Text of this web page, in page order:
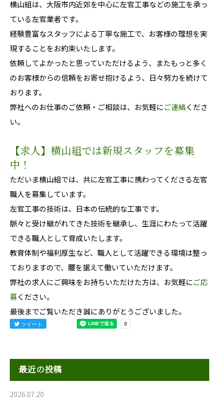
横山組は、大阪市内近郊を中心に左官工事などの施工を承っ
ている左官業者です。
経験豊富なスタッフによる丁寧な施工で、お客様の理想を実
現することをお約束いたします。
依頼してよかったと思っていただけるよう、またもっと多く
のお客様からの信頼をお寄せ抱けるよう、日々努力を続けて
おります。
弊社へのお仕事のご依頼・ご相談は、お気軽にご連絡くださ
い。
【求人】横山組では新規スタッフを募集
中！
ただいま横山組では、共に左官工事に携わってくださる左官
職人を募集しています。
左官工事の技術は、日本の伝統的な工事です。
脈々と受け継がれてきた技術を継承し、生涯にわたって活躍
できる職人として育成いたします。
教育体制や福利厚生など、職人として活躍できる環境は整っ
ておりますので、腰を据えて働いていただけます。
弊社の求人にご興味をお持ちいただけた方は、お気軽にご応
募ください。
最後までご覧いただき誠にありがとうございました。
ツイート
最近の投稿
2026.07.20